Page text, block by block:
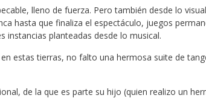
lleno de fuerza. Pero también desde lo
hasta que finaliza el espectáculo, juegos
instancias planteadas desde lo musical.
estas tierras, no falto una hermosa suite de
de la que es parte su hijo (quien realizo un